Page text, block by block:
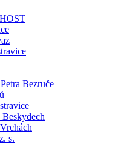
Bezruče
s.